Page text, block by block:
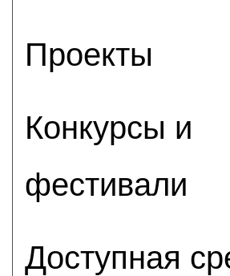
Проекты
Конкурсы и
фестивали
Доступная